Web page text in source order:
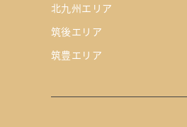
北九州エリア
筑後エリア
筑豊エリア